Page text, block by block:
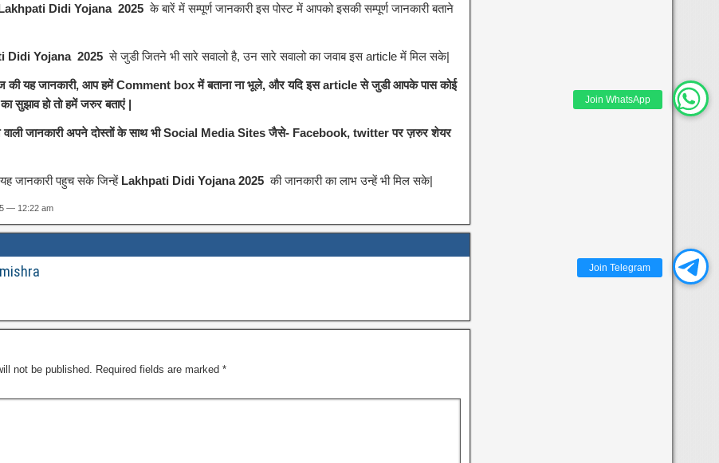
Join WhatsApp
Join Telegram
Didi Yojana 2025के बारें में सम्पूर्ण जानकारी इस पोस्ट में आपको इसकी सम्पूर्ण जानकारी बताने
Didi Yojana 2025से जुडी जितने भी सारे सवालो है, उन सारे सवालो का जवाब इस article में मिल सके|
की यह जानकारी, आप हमें Comment box में बताना ना भूले, और यदि इस article से जुडी आपके पास कोई
सुझाव हो तो हमें जरुर बताएं |
वाली जानकारी अपने दोस्तों के साथ भी Social Media Sites जैसे- Facebook, twitter पर ज़रुर शेयर
जानकारी पहुच सके जिन्हें Lakhpati Didi Yojana 2025की जानकारी का लाभ उन्हें भी मिल सके|
— 12:22 am
not be published. Required fields are marked *